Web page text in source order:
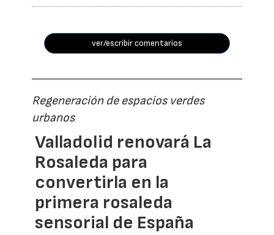
ver/escribir comentarios
Regeneración de espacios verdes
urbanos
Valladolid renovará La
Rosaleda para
convertirla en la
primera rosaleda
sensorial de España